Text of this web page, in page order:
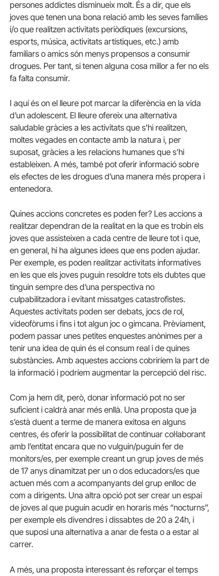
persones addictes disminueix molt. És a dir, que els
joves que tenen una bona relació amb les seves famílies
i/o que realitzen activitats periòdiques (excursions,
esports, música, activitats artístiques, etc.) amb
familiars o amics són menys propensos a consumir
drogues. Per tant, si tenen alguna cosa millor a fer no els
fa falta consumir.
I aquí és on el lleure pot marcar la diferència en la vida
d’un adolescent. El lleure ofereix una alternativa
saludable gràcies a les activitats que s’hi realitzen,
moltes vegades en contacte amb la natura i, per
suposat, gràcies a les relacions humanes que s’hi
estableixen. A més, també pot oferir informació sobre
els efectes de les drogues d’una manera més propera i
entenedora.
Quines accions concretes es poden fer? Les accions a
realitzar dependran de la realitat en la que es trobin els
joves que assisteixen a cada centre de lleure tot i que,
en general, hi ha algunes idees que ens poden ajudar.
Per exemple, es poden realitzar activitats informatives
en les que els joves puguin resoldre tots els dubtes que
tinguin sempre des d’una perspectiva no
culpabilitzadora i evitant missatges catastrofistes.
Aquestes activitats poden ser debats, jocs de rol,
videofòrums i fins i tot algun joc o gimcana. Prèviament,
podem passar unes petites enquestes anònimes per a
tenir una idea de quin és el consum real i de quines
substàncies. Amb aquestes accions cobriríem la part de
la informació i podríem augmentar la percepció del risc.
Com ja hem dit, però, donar informació pot no ser
suficient i caldrà anar més enllà. Una proposta que ja
s’està duent a terme de manera exitosa en alguns
centres, és oferir la possibilitat de continuar col·laborant
amb l’entitat encara que no vulguin/puguin fer de
monitors/es, per exemple creant un grup joves de més
de 17 anys dinamitzat per un o dos educadors/es que
actuen més com a acompanyants del grup enlloc de
com a dirigents. Una altra opció pot ser crear un espai
de joves al que puguin acudir en horaris més “nocturns”,
per exemple els divendres i dissabtes de 20 a 24h, i
que suposi una alternativa a anar de festa o a estar al
carrer.
A més, una proposta interessant és reforçar el temps